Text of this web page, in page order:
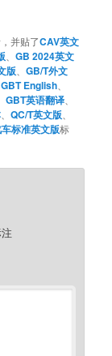
并贴了CAV英文
、GB 2024英文
版 、GB/T外文
GBT English
、GBT英语翻译
、QC/T英文版
标准英文版标